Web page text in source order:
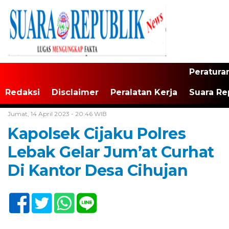
Redaksi Disclaimer Peralatan Kerja Suara
Jumat, 14 April 2023 - 20:46 WIB
Kapolsek Cijaku Polres
Lebak Gelar Jum’at Curhat
Di Kantor Desa Cihujan